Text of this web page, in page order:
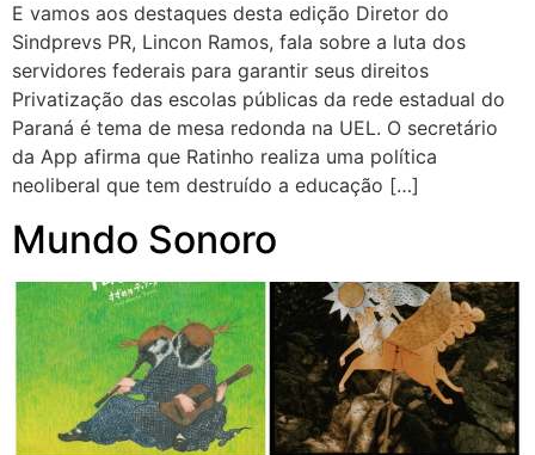
E vamos aos destaques desta edição Diretor do
Sindprevs PR, Lincon Ramos, fala sobre a luta dos
servidores federais para garantir seus direitos
Privatização das escolas públicas da rede estadual do
Paraná é tema de mesa redonda na UEL. O secretário
da App afirma que Ratinho realiza uma política
neoliberal que tem destruído a educação […]
Mundo Sonoro